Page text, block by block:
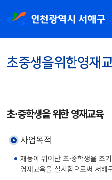
초중생을위한영재
초·중학생을 위한 영재교육
사업목적
재능이 뛰어난 초·중학생을 조
영재교육을 실시함으로써 서해